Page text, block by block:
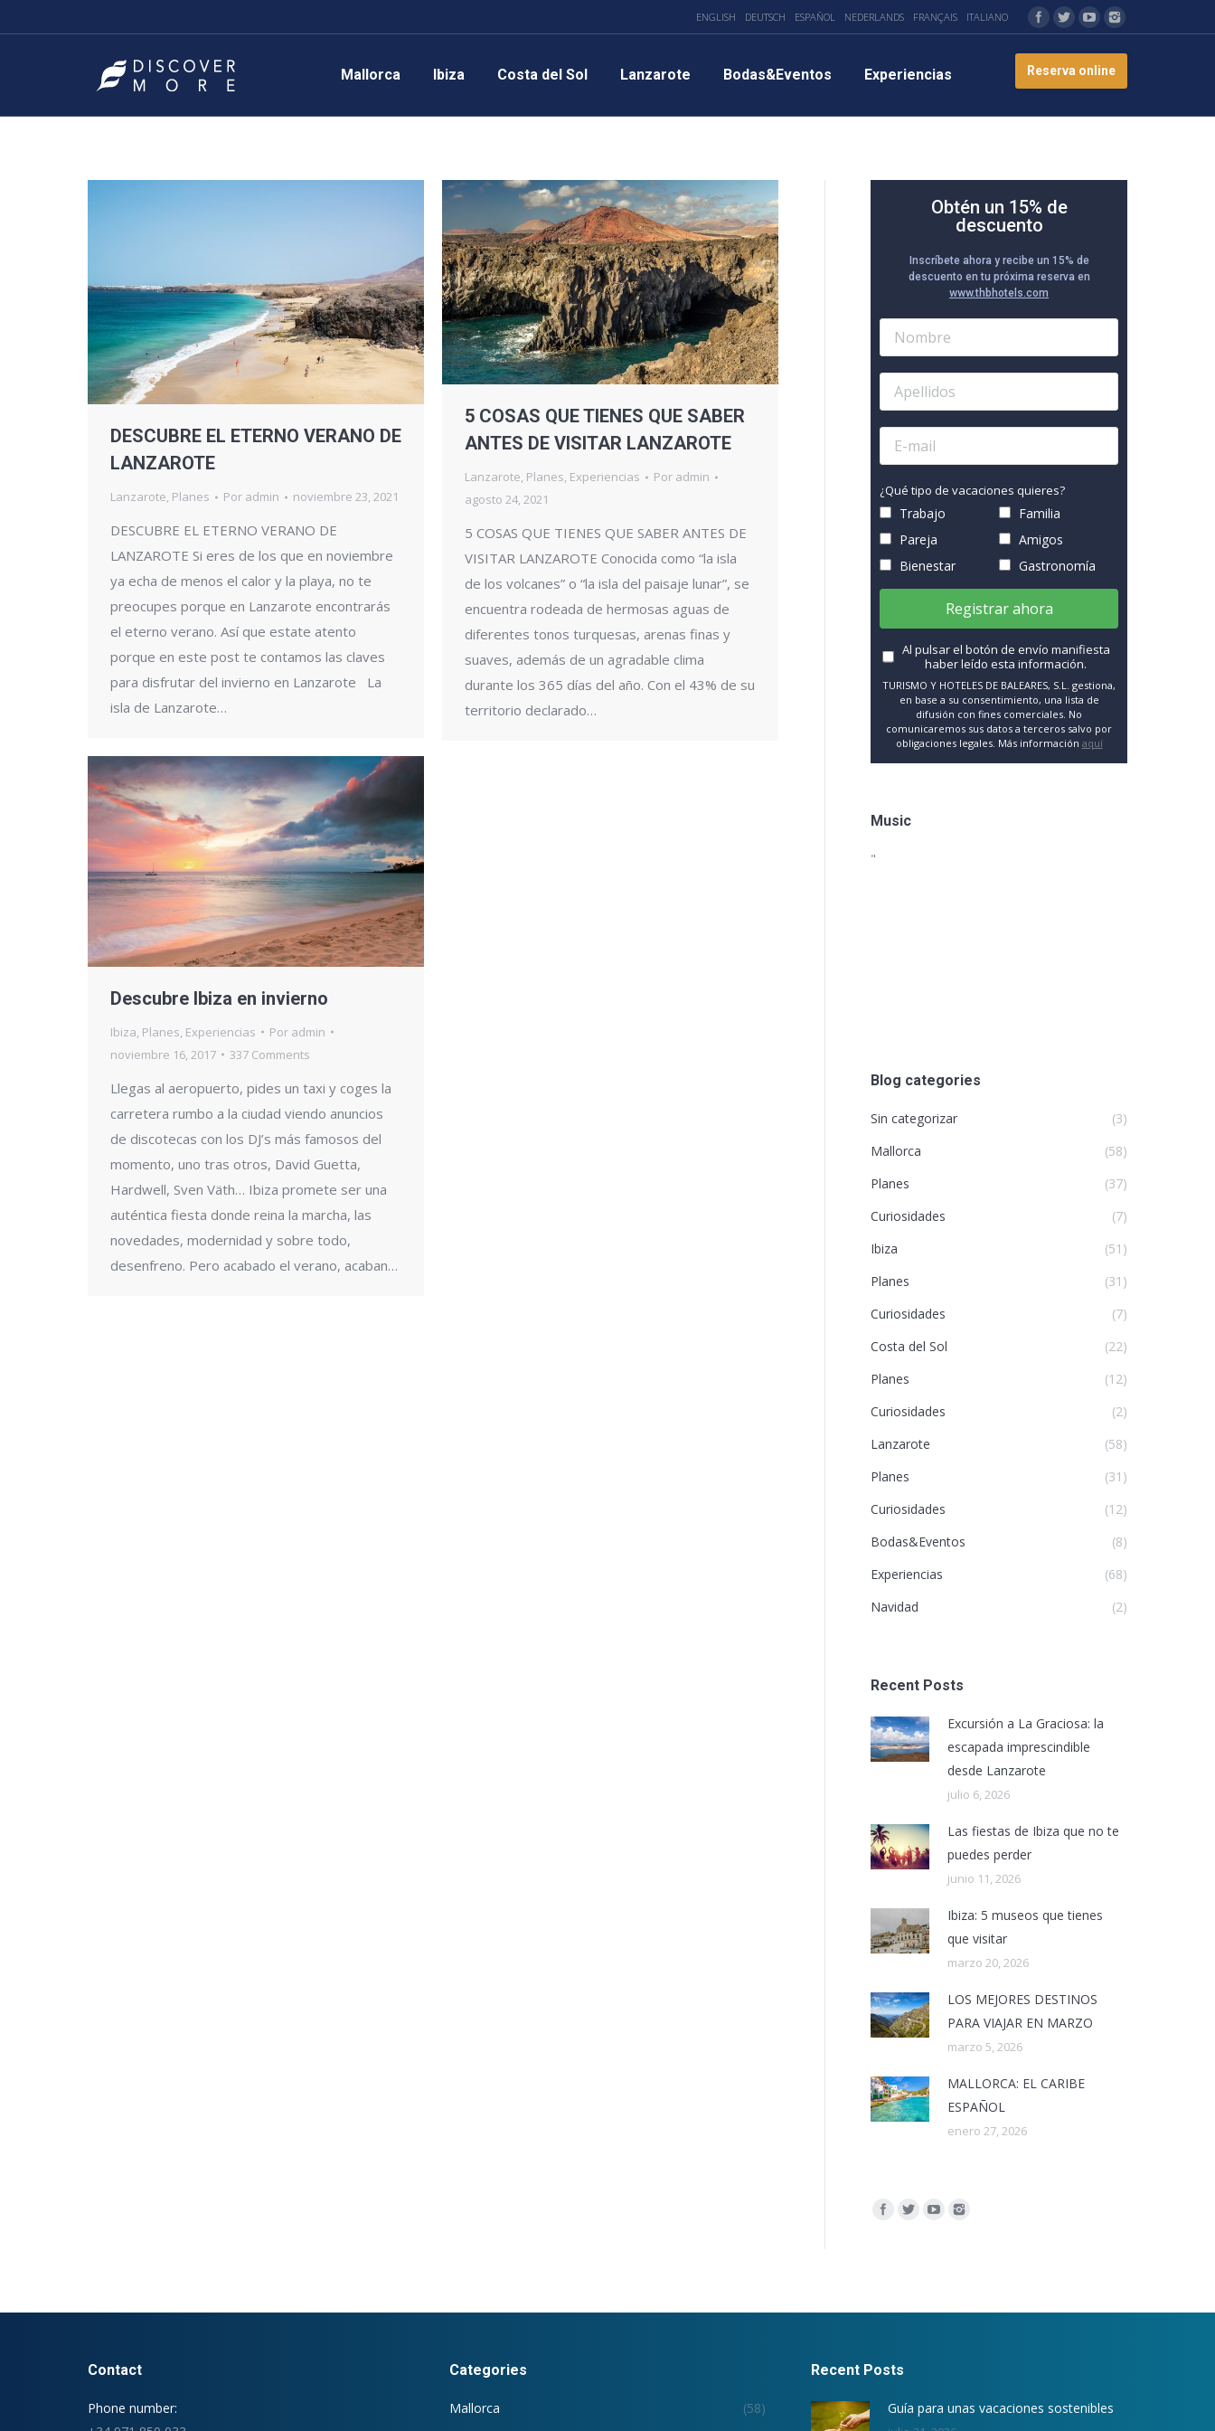
ENGLISH DEUTSCH ESPAÑOL NEDERLANDS FRANÇAIS ITALIANO
Mallorca Ibiza Costa del Sol Lanzarote Bodas&Eventos Experiencias Reserva online
DESCUBRE EL ETERNO VERANO DE
LANZAROTE
Lanzarote, Planes Por admin noviembre 23, 2021
DESCUBRE EL ETERNO VERANO DE
LANZAROTE Si eres de los que en noviembre
ya echa de menos el calor y la playa, no te
preocupes porque en Lanzarote encontrarás
el eterno verano. Así que estate atento
porque en este post te contamos las claves
para disfrutar del invierno en Lanzarote La
isla de Lanzarote…
5 COSAS QUE TIENES QUE SABER
ANTES DE VISITAR LANZAROTE
Lanzarote, Planes, Experiencias Por admin
agosto 24, 2021
5 COSAS QUE TIENES QUE SABER ANTES DE
VISITAR LANZAROTE Conocida como “la isla
de los volcanes” o “la isla del paisaje lunar”, se
encuentra rodeada de hermosas aguas de
diferentes tonos turquesas, arenas finas y
suaves, además de un agradable clima
durante los 365 días del año. Con el 43% de su
territorio declarado…
Descubre Ibiza en invierno
Ibiza, Planes, Experiencias Por admin
noviembre 16, 2017
337 Comments
Llegas al aeropuerto, pides un taxi y coges la
carretera rumbo a la ciudad viendo anuncios
de discotecas con los DJ’s más famosos del
momento, uno tras otros, David Guetta,
Hardwell, Sven Väth… Ibiza promete ser una
auténtica fiesta donde reina la marcha, las
novedades, modernidad y sobre todo,
desenfreno. Pero acabado el verano, acaban…
Obtén un 15% de
descuento
Inscríbete ahora y recibe un 15% de
descuento en tu próxima reserva en
www.thbhotels.com
¿Qué tipo de vacaciones quieres?
Trabajo
Familia
Pareja
Amigos
Bienestar
Gastronomía
Registrar ahora
Al pulsar el botón de envío manifiesta
haber leído esta información.
TURISMO Y HOTELES DE BALEARES, S.L. gestiona,
en base a su consentimiento, una lista de
difusión con fines comerciales. No
comunicaremos sus datos a terceros salvo por
obligaciones legales. Más información aquí
Music
"
Blog categories
Sin categorizar
(3)
Mallorca
(58)
Planes
(37)
Curiosidades
(7)
Ibiza
(51)
Planes
(31)
Curiosidades
(7)
Costa del Sol
(22)
Planes
(12)
Curiosidades
(2)
Lanzarote
(58)
Planes
(31)
Curiosidades
(12)
Bodas&Eventos
(8)
Experiencias
(68)
Navidad
(2)
Recent Posts
Excursión a La Graciosa: la
escapada imprescindible
desde Lanzarote
julio 6, 2026
Las fiestas de Ibiza que no te
puedes perder
junio 11, 2026
Ibiza: 5 museos que tienes
que visitar
marzo 20, 2026
LOS MEJORES DESTINOS
PARA VIAJAR EN MARZO
marzo 5, 2026
MALLORCA: EL CARIBE
ESPAÑOL
enero 27, 2026
Encuéntranos en:
Contact
Phone number:
Categories
Mallorca (58)
Recent Posts
Guía para unas vacaciones sostenibles